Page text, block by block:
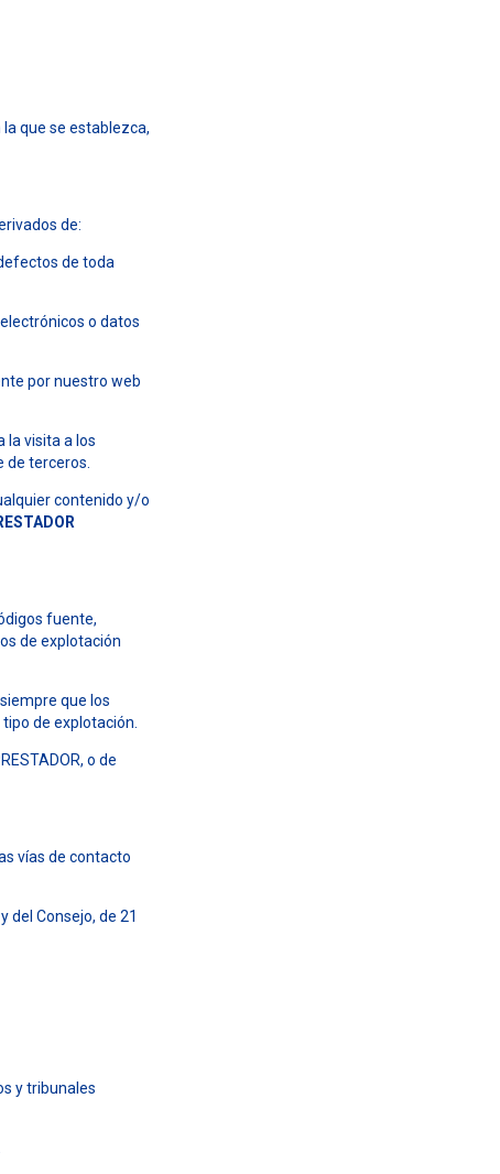
que se establezca,
de:
de toda
o datos
por nuestro web
la visita a los
terceros.
contenido y/o
fuente,
de explotación
que los
de explotación.
o de
vías de contacto
del Consejo, de 21
y tribunales